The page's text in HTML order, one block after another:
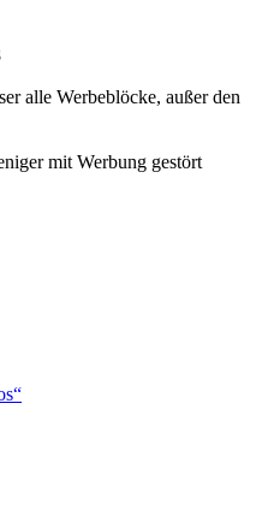
alle Werbeblöcke, außer den
mit Werbung gestört